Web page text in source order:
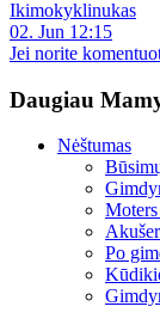
Ikimokyklinukas
02. Jun 12:15
Jei norite
Daugiau
Nėštumas
Po